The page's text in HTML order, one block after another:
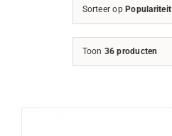
Sorteer op Populariteit
Toon 36 producten